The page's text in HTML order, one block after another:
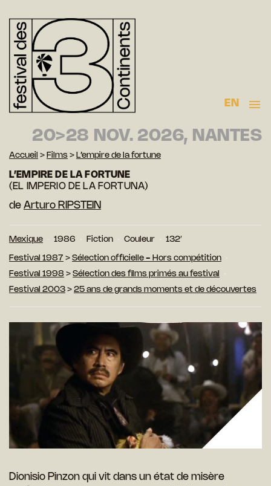
EN
20>28 NOV. 2026, NANTES
Accueil > Films > L’empire de la fortune
L’EMPIRE DE LA FORTUNE
(EL IMPERIO DE LA FORTUNA)
de Arturo RIPSTEIN
Mexique 1986 Fiction Couleur 132′
Festival 1987 > Sélection officielle - Hors compétition
Festival 1998 > Sélection des films primés au festival
Festival 2003 > 25 ans de grands moments et de découvertes
Dionisio Pinzon qui vit dans un état de misère